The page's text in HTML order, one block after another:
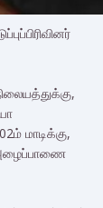
மாடிக்கு,
அழைப்பாணை